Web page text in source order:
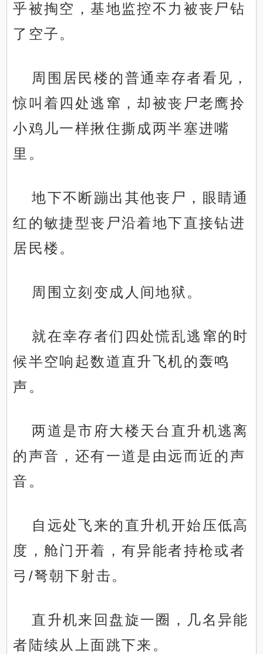
乎被掏空，基地监控不力被丧尸钻
了空子。
周围居民楼的普通幸存者看见，
惊叫着四处逃窜，却被丧尸老鹰拎
小鸡儿一样揪住撕成两半塞进嘴
里。
地下不断蹦出其他丧尸，眼睛通
红的敏捷型丧尸沿着地下直接钻进
居民楼。
周围立刻变成人间地狱。
就在幸存者们四处慌乱逃窜的时
候半空响起数道直升飞机的轰鸣
声。
两道是市府大楼天台直升机逃离
的声音，还有一道是由远而近的声
音。
自远处飞来的直升机开始压低高
度，舱门开着，有异能者持枪或者
弓/弩朝下射击。
直升机来回盘旋一圈，几名异能
者陆续从上面跳下来。